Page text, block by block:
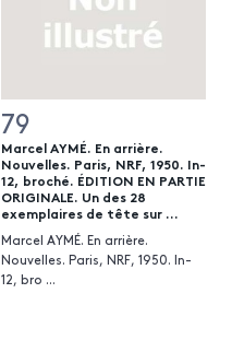
79
Marcel AYMÉ. En arrière.
Nouvelles. Paris, NRF, 1950. In-
12, broché. ÉDITION EN PARTIE
ORIGINALE. Un des 28
exemplaires de tête sur ...
Marcel AYMÉ. En arrière.
Nouvelles. Paris, NRF, 1950. In-
12, bro ...